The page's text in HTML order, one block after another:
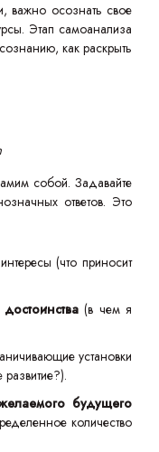
важно осознать свое
Этап самоанализа
как раскрыть
собой. Задавайте
ответов. Это
(что приносит
(в чем я
установки
будущего
количество